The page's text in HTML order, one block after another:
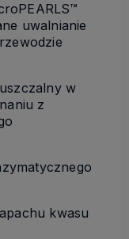
uwalnianie
w
z
kwasu